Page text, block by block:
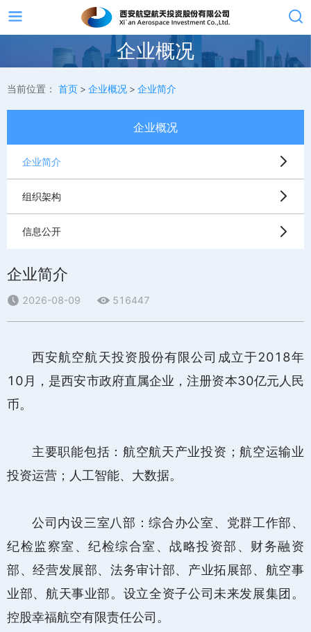
企业概况
当前位置： 首页 > 企业概况 > 企业简介
企业概况
企业简介
组织架构
信息公开
企业简介
2026-08-09 516447
西安航空航天投资股份有限公司成立于2018年
10月，是西安市政府直属企业，注册资本30亿元人民
币。
主要职能包括：航空航天产业投资；航空运输业
投资运营；人工智能、大数据。
公司内设三室八部：综合办公室、党群工作部、
纪检监察室、纪检综合室、战略投资部、财务融资
部、经营发展部、法务审计部、产业拓展部、航空事
业部、航天事业部。设立全资子公司未来发展集团。
控股幸福航空有限责任公司。